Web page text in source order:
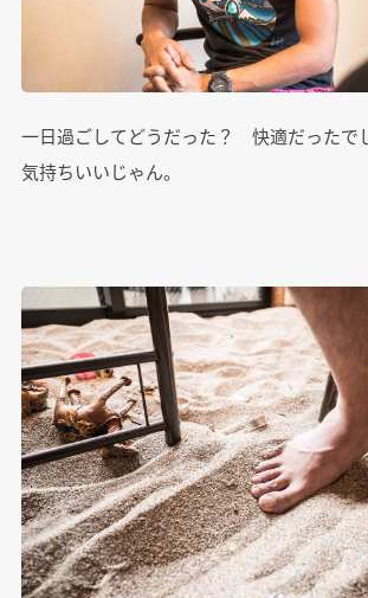
一日過ごしてどうだった？ 快適だった
気持ちいいじゃん。